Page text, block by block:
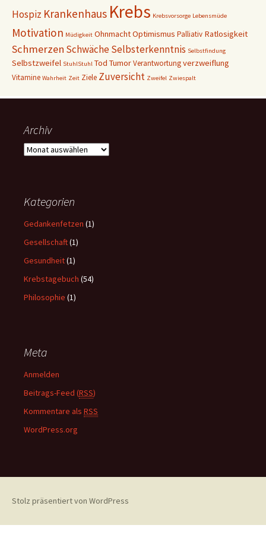
Hospiz Krankenhaus Krebs Krebsvorsorge Lebensmüde
Motivation Müdigkeit OhnmachtOptimismus Palliativ Ratlosigkeit
Schmerzen SchwächeSelbsterkenntnis Selbstfindung
Selbstzweifel StuhlStuhl Tod TumorVerantwortungverzweiflung
Vitamine Wahrheit Zeit Ziele Zuversicht Zweifel Zwiespalt
Archiv
A
i
Kategorien
Gedankenfetzen (1)
Gesellschaft(1)
Gesundheit(1)
Krebstagebuch (54)
Philosophie (1)
Meta
Anmelden
Beitrags-Feed (RSS)
Kommentare als RSS
WordPress.org
Stolz präsentiert von WordPress